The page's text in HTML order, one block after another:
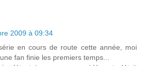
2009 à 09:34
en cours de route cette année, moi
fan finie les premiers temps...